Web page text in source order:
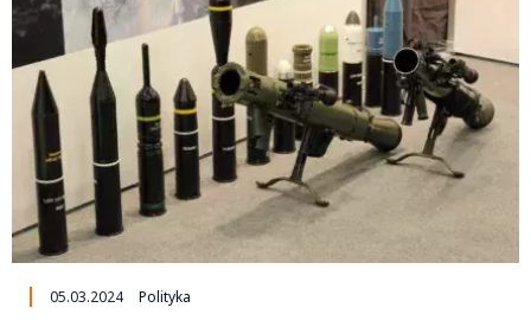
05.03.2024 Polityka